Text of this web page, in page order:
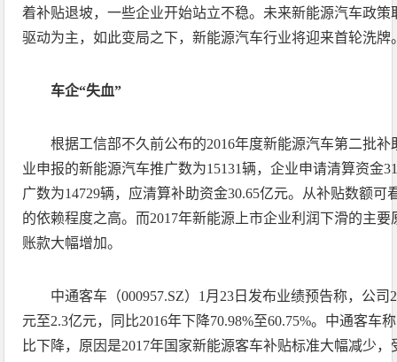
着补贴退坡，一些企业开始站立不稳。未来新能源汽车政
驱动为主，如此变局之下，新能源汽车行业将迎来首轮洗牌
车企“失血”
根据工信部不久前公布的2016年度新能源汽车第二批补
业申报的新能源汽车推广数为15131辆，企业申请清算资金
广数为14729辆，应清算补助资金30.65亿元。从补贴数额可
的依赖程度之高。而2017年新能源上市企业利润下滑的主
账款大幅增加。
中通客车（000957.SZ）1月23日发布业绩预告称，公司
元至2.3亿元，同比2016年下降70.98%至60.75%。中通客车
比下降，原因是2017年国家新能源客车补贴标准大幅减少